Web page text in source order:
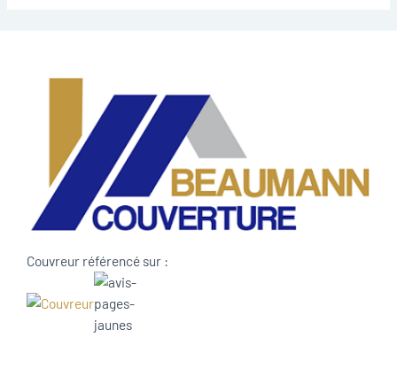
Couvreur référencé sur :